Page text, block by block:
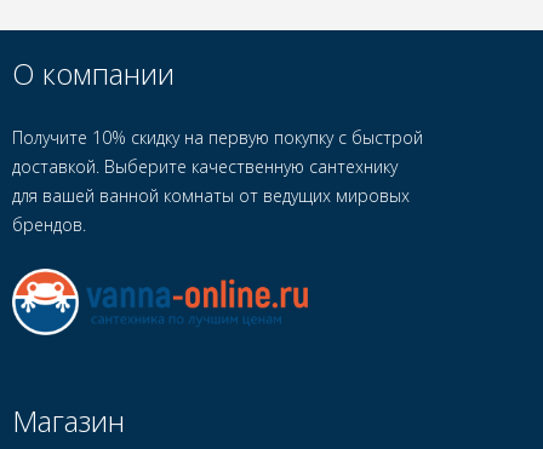
О компании
Получите 10% скидку на первую покупку с быстрой
доставкой. Выберите качественную сантехнику
для вашей ванной комнаты от ведущих мировых
брендов.
Магазин